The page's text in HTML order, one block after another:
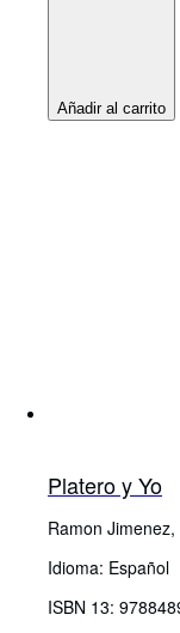
Añadir al carrito
Platero y Yo
Ramon
Idioma: Español
ISBN 13: